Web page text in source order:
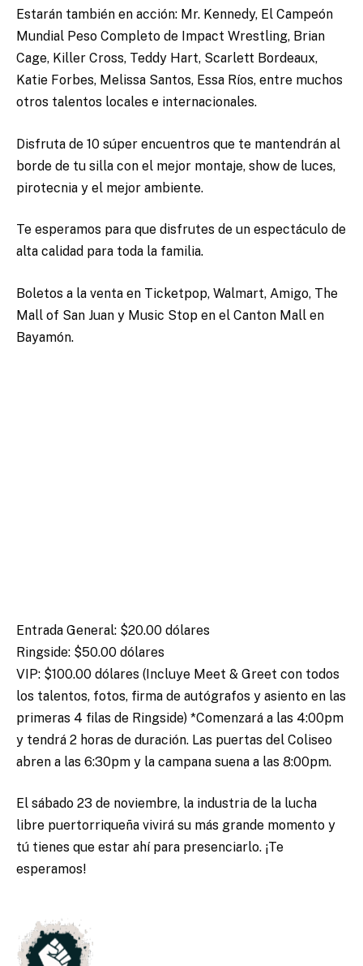
Estarán también en acción: Mr. Kennedy, El Campeón
Mundial Peso Completo de Impact Wrestling, Brian
Cage, Killer Cross, Teddy Hart, Scarlett Bordeaux,
Katie Forbes, Melissa Santos, Essa Ríos, entre muchos
otros talentos locales e internacionales.
Disfruta de 10 súper encuentros que te mantendrán al
borde de tu silla con el mejor montaje, show de luces,
pirotecnia y el mejor ambiente.
Te esperamos para que disfrutes de un espectáculo de
alta calidad para toda la familia.
Boletos a la venta en Ticketpop, Walmart, Amigo, The
Mall of San Juan y Music Stop en el Canton Mall en
Bayamón.
Entrada General: $20.00 dólares
Ringside: $50.00 dólares
VIP: $100.00 dólares (Incluye Meet & Greet con todos
los talentos, fotos, firma de autógrafos y asiento en las
primeras 4 filas de Ringside) *Comenzará a las 4:00pm
y tendrá 2 horas de duración. Las puertas del Coliseo
abren a las 6:30pm y la campana suena a las 8:00pm.
El sábado 23 de noviembre, la industria de la lucha
libre puertorriqueña vivirá su más grande momento y
tú tienes que estar ahí para presenciarlo. ¡Te
esperamos!